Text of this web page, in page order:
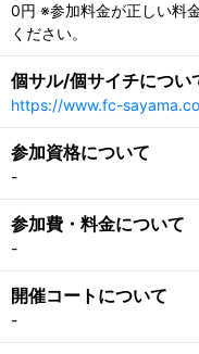
0円 ※参加料金が正しい料
ください。
個サル/個サイチについ
https://www.fc-
参加資格について
-
参加費・料金について
-
開催コートについて
-